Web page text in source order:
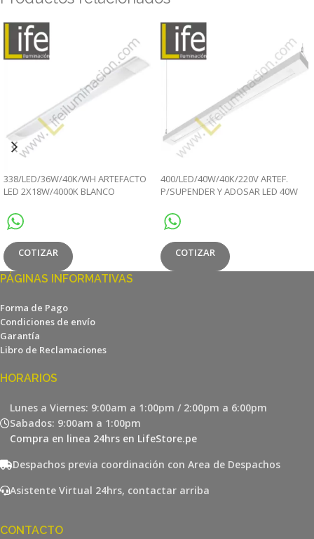
338/LED/36W/40K/WH ARTEFACTO
LED 2X18W/4000K BLANCO
COTIZAR
400/LED/40W/40K/220V ARTEF.
P/SUPENDER Y ADOSAR LED 40W
COTIZAR
PÁGINAS INFORMATIVAS
Forma de Pago
Condiciones de envío
Garantía
Libro de Reclamaciones
HORARIOS
Lunes a Viernes: 9:00am a 1:00pm / 2:00pm a 6:00pm
Sabados: 9:00am a 1:00pm
Compra en linea 24hrs en LifeStore.pe
Despachos previa coordinación con Area de Despachos
Asistente Virtual 24hrs, contactar arriba
CONTACTO